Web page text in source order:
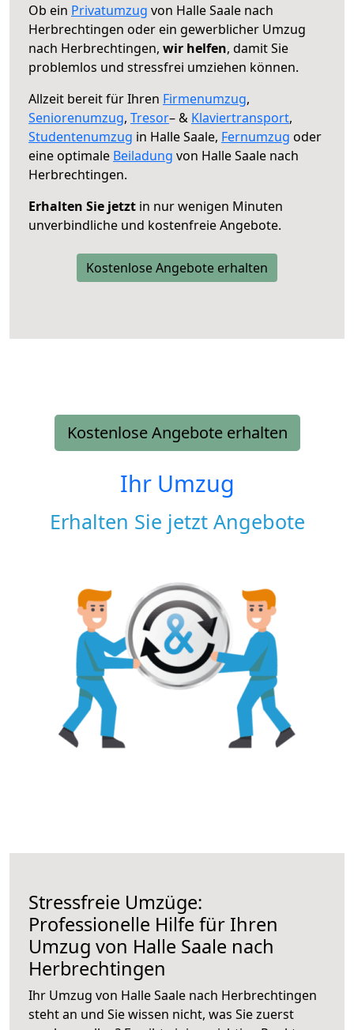
Ob ein Privatumzug von Halle Saale nach
Herbrechtingen oder ein gewerblicher Umzug
nach Herbrechtingen, wir helfen, damit Sie
problemlos und stressfrei umziehen können.
Allzeit bereit für Ihren Firmenumzug,
Seniorenumzug, Tresor– & Klaviertransport,
Studentenumzug in Halle Saale, Fernumzug oder
eine optimale Beiladung von Halle Saale nach
Herbrechtingen.
Erhalten Sie jetzt in nur wenigen Minuten
unverbindliche und kostenfreie Angebote.
Kostenlose Angebote erhalten
Kostenlose Angebote erhalten
Ihr Umzug
Erhalten Sie jetzt Angebote
Stressfreie Umzüge:
Professionelle Hilfe für Ihren
Umzug von Halle Saale nach
Herbrechtingen
Ihr Umzug von Halle Saale nach Herbrechtingen
steht an und Sie wissen nicht, was Sie zuerst